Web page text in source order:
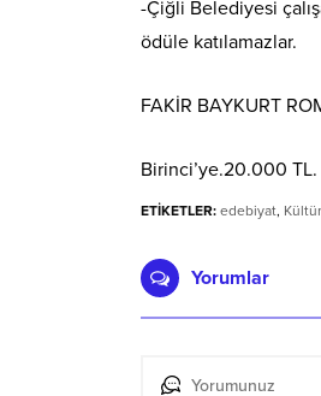
-Çiğli Belediyesi
ödüle katılamazlar.
FAKİR BAYKURT
Birinci’ye.20.000 TL.
ETİKETLER: edebiyat, Kültür
Yorumlar